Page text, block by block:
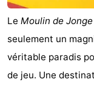
Le Moulin de
seulement un
véritable paradis
de jeu. Une